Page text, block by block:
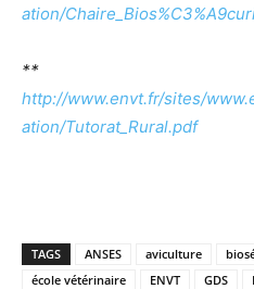
ation/
**
http://www.envt.fr/sites/
ation/Tutorat_Rural.pdf
TAGS ANSES aviculture
école vétérinaire
ENVT GDS